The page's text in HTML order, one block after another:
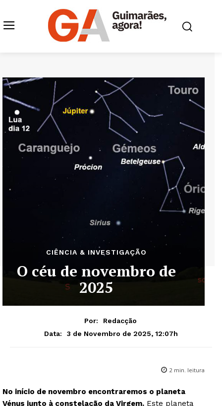
CIÊNCIA & INVESTIGAÇÃO
O céu de novembro de
2025
Por:
Redacção
Data:
3 de Novembro de 2025, 12:07h
2 min. leitura
No início de novembro encontraremos o planeta
Vénus junto à constelação da Virgem. Este planeta